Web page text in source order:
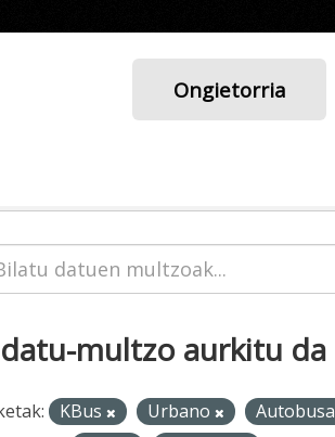
Ongietorria
multzo aurkitu da
KBus Urbano
Autobusa